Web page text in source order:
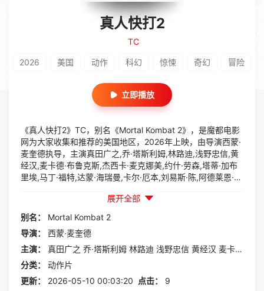
真人快打2
TC
2026 美国 动作 科幻 惊悚 奇幻 冒险
立即播放
《真人快打2》TC，别名《Mortal Kombat 2》，是魔都电影
网为大家收集和推荐的美国地区，2026年上映，由导演西蒙·
麦奎德执导，主演真田广之,乔·塔斯利姆,林路迪,浅野忠信,黄
经汉,麦卡德·布鲁克斯,杰西卡·麦克娜美,约什·劳森,塔蒂·加布
里埃,马丁·福特,达蒙·海瑞曼,卡尔·厄本,刘易斯·陈,阿德莱恩·鲁
图·阮等一起参与演出的一部动作片，本片讲述的是：过气好
莱坞演员强尼·凯奇（卡尔·厄本饰）被意外选中，加入一场决
定地球命运的真人快打。吉塔娜（阿德莱恩·鲁道夫饰）、刀
锋索尼娅（杰西卡·麦克娜美饰）、卡诺（约什·劳森饰）、刘
康（林路迪饰）、贾...
展开全部
别名：
Mortal Kombat 2
导演：
西蒙·麦奎德
主演：
真田广之 乔·塔斯利姆 林路迪 浅野忠信 黄经汉 麦卡德·布鲁克斯
分类：
动作片
更新：
2026-05-10 00:03:20 点击：
9